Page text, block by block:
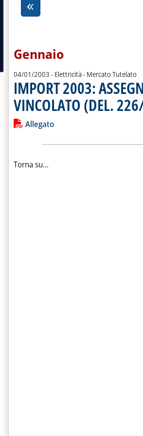
Gennaio
04/01/2003 - Elettricità - Mercato Tutelato
IMPORT 2003:
VINCOLATO (DEL.
Leggi tutta la notizia: 'IMPORT 2003:
Lista allegati PDF alla
Allegato
Torna su...